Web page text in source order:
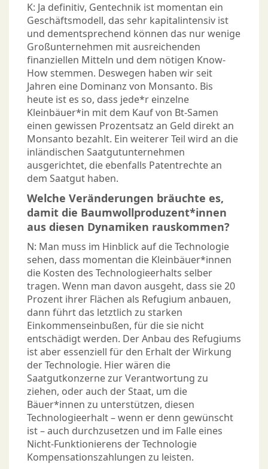
K: Ja definitiv, Gentechnik ist momentan ein
Geschäftsmodell, das sehr kapitalintensiv ist
und dementsprechend können das nur wenige
Großunternehmen mit ausreichenden
finanziellen Mitteln und dem nötigen Know-
How stemmen. Deswegen haben wir seit
Jahren eine Dominanz von Monsanto. Bis
heute ist es so, dass jede*r einzelne
Kleinbäuer*in mit dem Kauf von Bt-Samen
einen gewissen Prozentsatz an Geld direkt an
Monsanto bezahlt. Ein weiterer Teil wird an die
inländischen Saatgutunternehmen
ausgerichtet, die ebenfalls Patentrechte an
dem Saatgut haben.
Welche Veränderungen bräuchte es,
damit die Baumwollproduzent*innen
aus diesen Dynamiken rauskommen?
N: Man muss im Hinblick auf die Technologie
sehen, dass momentan die Kleinbäuer*innen
die Kosten des Technologieerhalts selber
tragen. Wenn man davon ausgeht, dass sie 20
Prozent ihrer Flächen als Refugium anbauen,
dann führt das letztlich zu starken
Einkommenseinbußen, für die sie nicht
entschädigt werden. Der Anbau des Refugiums
ist aber essenziell für den Erhalt der Wirkung
der Technologie. Hier wären die
Saatgutkonzerne zur Verantwortung zu
ziehen, oder auch der Staat, um die
Bäuer*innen zu unterstützen, diesen
Technologieerhalt – wenn er denn gewünscht
ist – auch durchzusetzen und im Falle eines
Nicht-Funktionierens der Technologie
Kompensationszahlungen zu leisten.